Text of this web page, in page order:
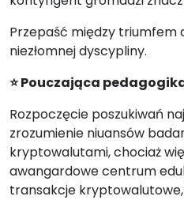
Przepaść między triumfem
niezłomnej dyscypliny.
⭐ Pouczająca
Rozpoczęcie poszukiwań
zrozumienie niuansów
kryptowalutami, chociaż
awangardowe centrum
transakcje